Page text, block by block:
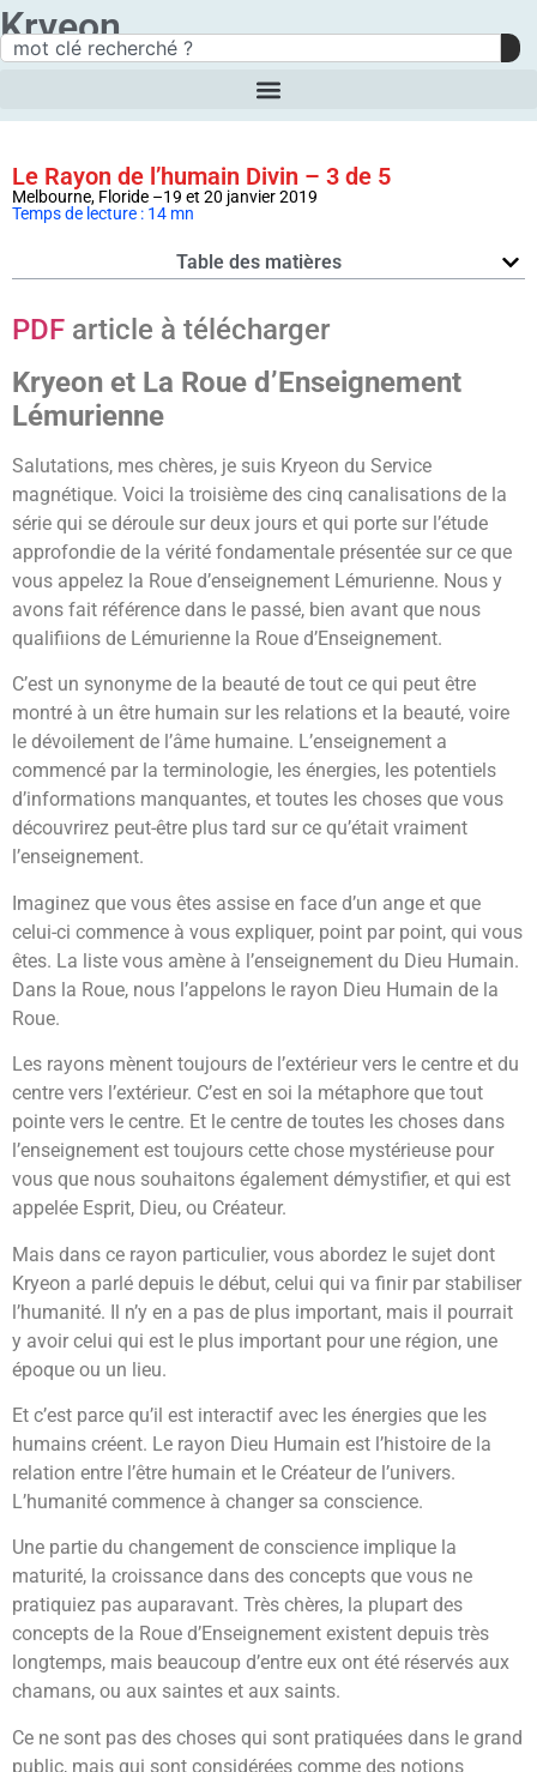
Kryeon
Le Rayon de l’humain Divin – 3 de 5
Melbourne, Floride –19 et 20 janvier 2019
Temps de lecture : 14 mn
Table des matières
PDF article à télécharger
Kryeon et La Roue d’Enseignement
Lémurienne
Salutations, mes chères, je suis Kryeon du Service
magnétique. Voici la troisième des cinq canalisations de la
série qui se déroule sur deux jours et qui porte sur l’étude
approfondie de la vérité fondamentale présentée sur ce que
vous appelez la Roue d’enseignement Lémurienne. Nous y
avons fait référence dans le passé, bien avant que nous
qualifiions de Lémurienne la Roue d’Enseignement.
C’est un synonyme de la beauté de tout ce qui peut être
montré à un être humain sur les relations et la beauté, voire
le dévoilement de l’âme humaine. L’enseignement a
commencé par la terminologie, les énergies, les potentiels
d’informations manquantes, et toutes les choses que vous
découvrirez peut-être plus tard sur ce qu’était vraiment
l’enseignement.
Imaginez que vous êtes assise en face d’un ange et que
celui-ci commence à vous expliquer, point par point, qui vous
êtes. La liste vous amène à l’enseignement du Dieu Humain.
Dans la Roue, nous l’appelons le rayon Dieu Humain de la
Roue.
Les rayons mènent toujours de l’extérieur vers le centre et du
centre vers l’extérieur. C’est en soi la métaphore que tout
pointe vers le centre. Et le centre de toutes les choses dans
l’enseignement est toujours cette chose mystérieuse pour
vous que nous souhaitons également démystifier, et qui est
appelée Esprit, Dieu, ou Créateur.
Mais dans ce rayon particulier, vous abordez le sujet dont
Kryeon a parlé depuis le début, celui qui va finir par stabiliser
l’humanité. Il n’y en a pas de plus important, mais il pourrait
y avoir celui qui est le plus important pour une région, une
époque ou un lieu.
Et c’est parce qu’il est interactif avec les énergies que les
humains créent. Le rayon Dieu Humain est l’histoire de la
relation entre l’être humain et le Créateur de l’univers.
L’humanité commence à changer sa conscience.
Une partie du changement de conscience implique la
maturité, la croissance dans des concepts que vous ne
pratiquiez pas auparavant. Très chères, la plupart des
concepts de la Roue d’Enseignement existent depuis très
longtemps, mais beaucoup d’entre eux ont été réservés aux
chamans, ou aux saintes et aux saints.
Ce ne sont pas des choses qui sont pratiquées dans le grand
public, mais qui sont considérées comme des notions